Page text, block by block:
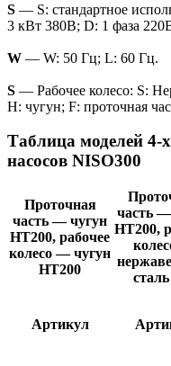
S — S: стандартное
3 кВт 380В; D: 1 фаза
W — W: 50 Гц; L: 60 Гц.
S — Рабочее колесо: S:
H: чугун; F: проточная
Таблица моделей
насосов NISO300
Проточная
часть — чугун
HT200, рабочее
колесо — чугун
HT200
часть
HT200,
Артикул